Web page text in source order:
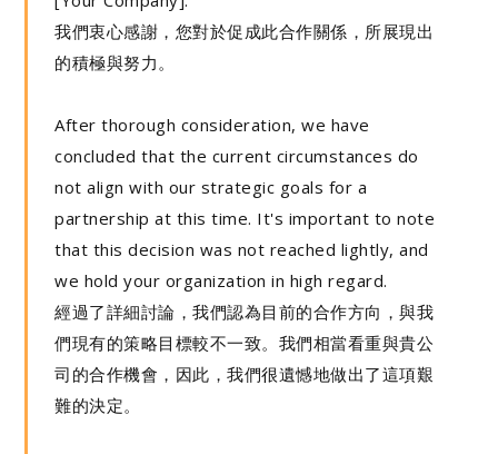
我們衷心感謝，您對於促成此合作關係，所展現出
的積極與努力。
After thorough consideration, we have
concluded that the current circumstances do
not align with our strategic goals for a
partnership at this time. It's important to note
that this decision was not reached lightly, and
we hold your organization in high regard.
經過了詳細討論，我們認為目前的合作方向，與我
們現有的策略目標較不一致。我們相當看重與貴公
司的合作機會，因此，我們很遺憾地做出了這項艱
難的決定。